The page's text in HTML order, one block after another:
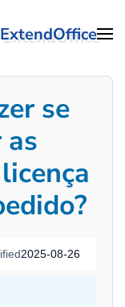
ExtendOffice
se
as
2025-08-26